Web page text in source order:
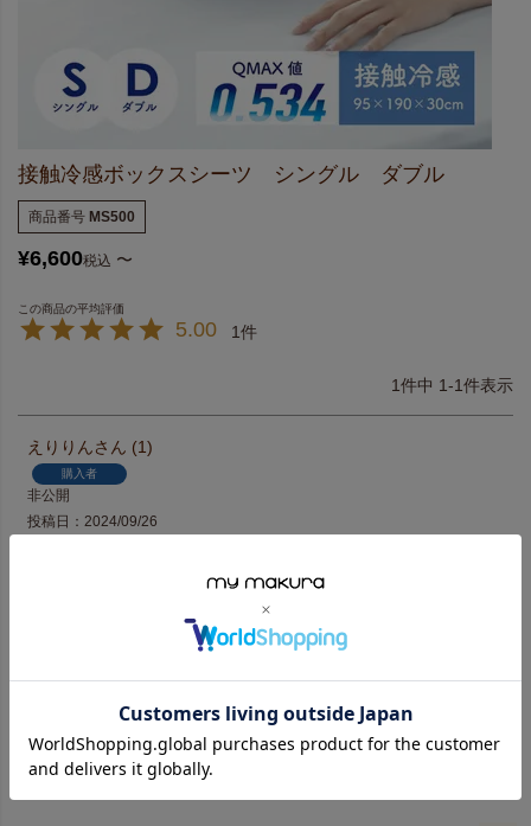
接触冷感ボックスシーツ シングル ダブル
商品番号 MS500
¥6,600税込 〜
5.00 1
1件中 1-1件表示
えりりん 1
購入者
非公開
投稿日
2024/09/26
で使ってたものが暑かったようで、快適になったと言って
1件中 1-1件表示